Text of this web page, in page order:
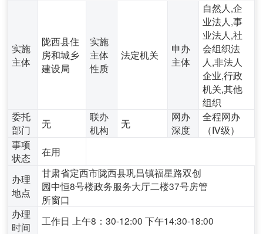
实施
主体
陇西县住
房和城乡
建设局
实施
主体
性质
法定机关
申办
主体
自然人,企
业法人,事
业法人,社
会组织法
人,非法人
企业,行政
机关,其他
组织
委托
部门
无
联办
机构
无
网办
深度
全程网办
（Ⅳ级）
事项
状态
在用
办理
地点
甘肃省定西市陇西县巩昌镇福星路双创
园中恒8号楼政务服务大厅二楼37号房管
所窗口
办理
时间
工作日 上午8：30-12:00 下午14:30-18:00